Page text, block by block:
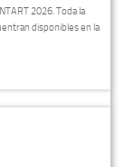
2026. Toda la
disponibles en la